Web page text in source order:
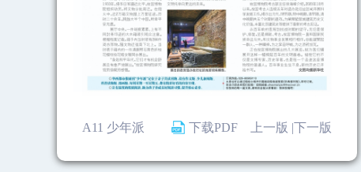
A11 少年派 下载PDF 下一版
上一版 |